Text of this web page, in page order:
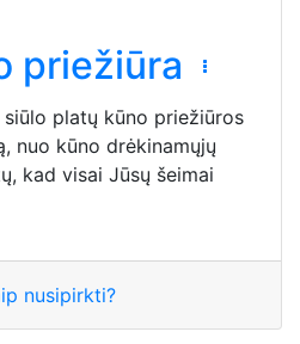
priežiūra
siūlo platų kūno priežiūros
nuo kūno drėkinamųjų
kad visai Jūsų šeimai
nusipirkti?